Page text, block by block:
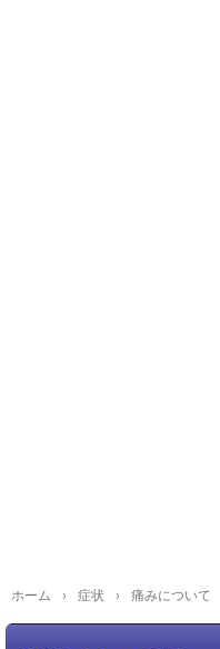
ホーム › 症状 › 痛みについて